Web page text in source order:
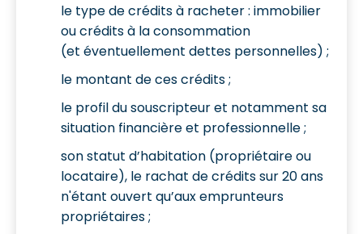
le type de crédits à racheter : immobilier
ou crédits à la consommation
(et éventuellement dettes personnelles) ;
le montant de ces crédits ;
le profil du souscripteur et notamment sa
situation financière et professionnelle ;
son statut d’habitation (propriétaire ou
locataire), le rachat de crédits sur 20 ans
n'étant ouvert qu’aux emprunteurs
propriétaires ;